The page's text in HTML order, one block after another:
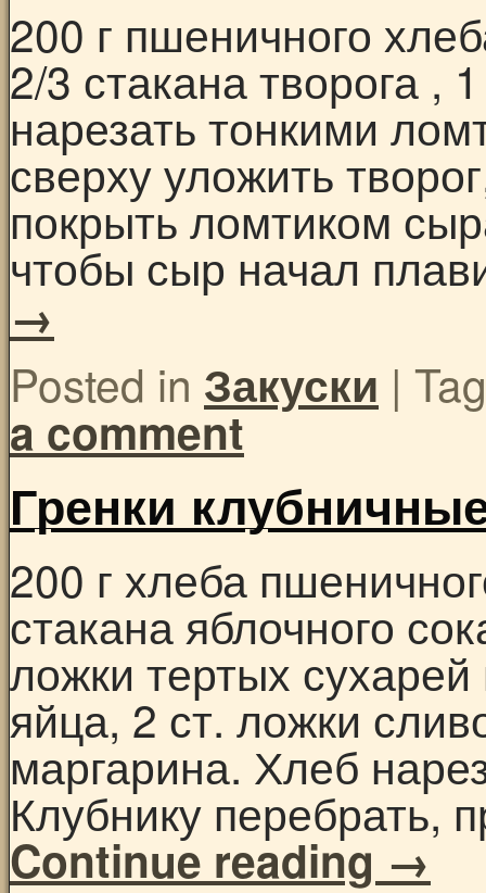
200 г пшеничного
2/3 стакана творога ,
нарезать тонкими
сверху уложить
покрыть ломтиком
чтобы сыр начал
→
Posted in Закуски |
a comment
Гренки
200 г хлеба
стакана яблочного
ложки тертых
яйца, 2 ст. ложки
маргарина. Хлеб
Клубнику перебрать,
Continue reading →